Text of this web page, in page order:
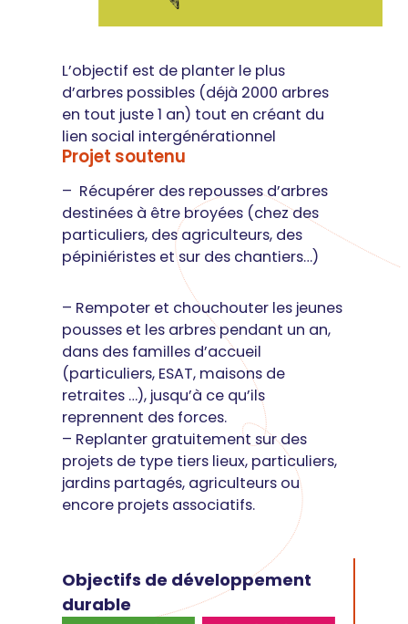
L’objectif est de planter le plus
d’arbres possibles (déjà 2000 arbres
en tout juste 1 an) tout en créant du
lien social intergénérationnel
Projet soutenu
– Récupérer des repousses d’arbres
destinées à être broyées (chez des
particuliers, des agriculteurs, des
pépiniéristes et sur des chantiers…)
– Rempoter et chouchouter les jeunes
pousses et les arbres pendant un an,
dans des familles d’accueil
(particuliers, ESAT, maisons de
retraites …), jusqu’à ce qu’ils
reprennent des forces.
– Replanter gratuitement sur des
projets de type tiers lieux, particuliers,
jardins partagés, agriculteurs ou
encore projets associatifs.
Objectifs de développement
durable